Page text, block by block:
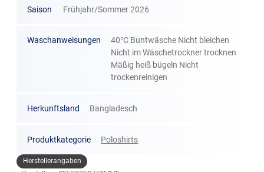
Saison Frühjahr/Sommer 2026
Waschanweisungen
40°C Buntwäsche Nicht bleichen
Nicht im Wäschetrockner trocknen
Mäßig heiß bügeln Nicht
trockenreinigen
Herkunftsland Bangladesch
Produktkategorie Poloshirts
Herstellerangaben